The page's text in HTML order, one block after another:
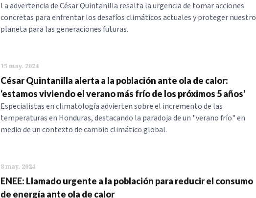
La advertencia de César Quintanilla resalta la urgencia de tomar acciones
concretas para enfrentar los desafíos climáticos actuales y proteger nuestro
planeta para las generaciones futuras.
15 may. 2024
César Quintanilla alerta a la población ante ola de calor:
‘estamos viviendo el verano más frío de los próximos 5 años’
Especialistas en climatología advierten sobre el incremento de las
temperaturas en Honduras, destacando la paradoja de un "verano frío" en
medio de un contexto de cambio climático global.
8 may. 2024
ENEE: Llamado urgente a la población para reducir el consumo
de energía ante ola de calor